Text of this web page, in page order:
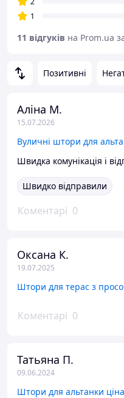
Позитивні
Аліна М.
15.07.2026
Швидка комунікація і
Швидко відправили
Коментарі 0
Оксана К.
19.07.2025
Коментарі 0
Татьяна П.
09.06.2024
1
11 відгуків на Prom.ua